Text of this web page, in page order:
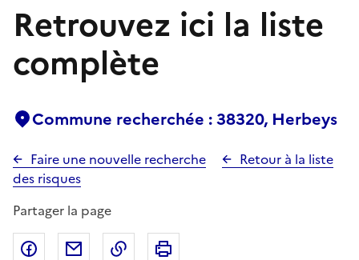
Retrouvez ici la liste
complète
Commune recherchée : 38320, Herbeys
Faire une nouvelle recherche
Retour à la liste
des risques
Partager la page
Partager sur Facebook
Partager par emailCopier dans le presse-papier